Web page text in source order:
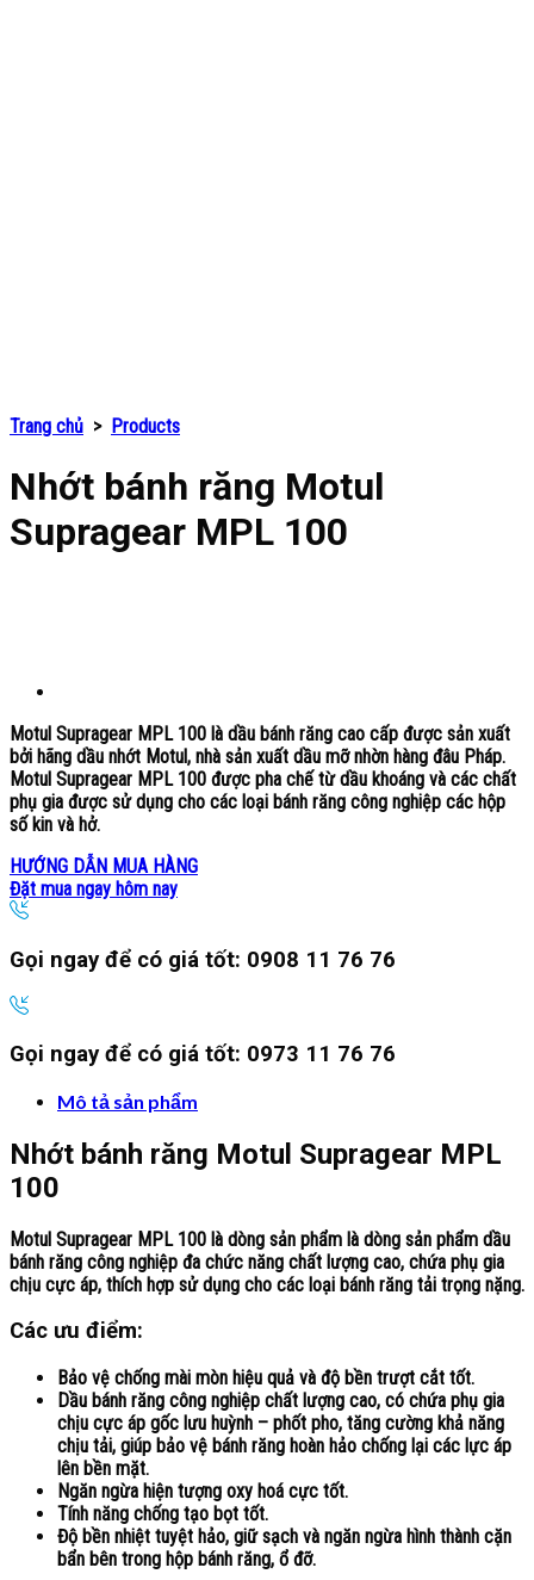
Trang chủ > Products
Nhớt bánh răng Motul
Supragear MPL 100
Motul Supragear MPL 100 là dầu bánh răng cao cấp được sản xuất
bởi hãng dầu nhớt Motul, nhà sản xuất dầu mỡ nhờn hàng đâu Pháp.
Motul Supragear MPL 100 được pha chế từ dầu khoáng và các chất
phụ gia được sử dụng cho các loại bánh răng công nghiệp các hộp
số kin và hở.
HƯỚNG DẪN MUA HÀNG
Đặt mua ngay hôm nay
Gọi ngay để có giá tốt: 0908 11 76 76
Gọi ngay để có giá tốt: 0973 11 76 76
Mô tả sản phẩm
Nhớt bánh răng Motul Supragear MPL
100
Motul Supragear MPL 100 là dòng sản phẩm là dòng sản phẩm dầu
bánh răng công nghiệp đa chức năng chất lượng cao, chứa phụ gia
chịu cực áp, thích hợp sử dụng cho các loại bánh răng tải trọng nặng.
Các ưu điểm:
Bảo vệ chống mài mòn hiệu quả và độ bền trượt cắt tốt.
Dầu bánh răng công nghiệp chất lượng cao, có chứa phụ gia
chịu cực áp gốc lưu huỳnh – phốt pho, tăng cường khả năng
chịu tải, giúp bảo vệ bánh răng hoàn hảo chống lại các lực áp
lên bền mặt.
Ngăn ngừa hiện tượng oxy hoá cực tốt.
Tính năng chống tạo bọt tốt.
Độ bền nhiệt tuyệt hảo, giữ sạch và ngăn ngừa hình thành cặn
bẩn bên trong hộp bánh răng, ổ đỡ.